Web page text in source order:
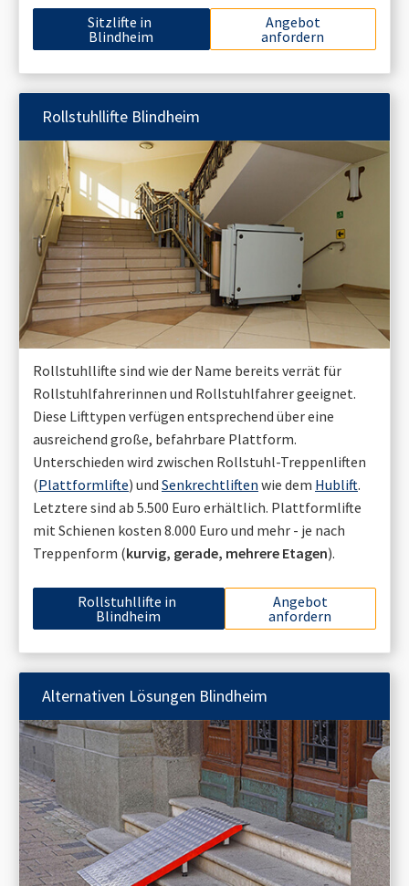
Sitzlifte in
Blindheim
Angebot
anfordern
Rollstuhllifte Blindheim
Rollstuhllifte sind wie der Name bereits verrät für
Rollstuhlfahrerinnen und Rollstuhlfahrer geeignet.
Diese Lifttypen verfügen entsprechend über eine
ausreichend große, befahrbare Plattform.
Unterschieden wird zwischen Rollstuhl-Treppenliften
(Plattformlifte) und Senkrechtliften wie dem Hublift.
Letztere sind ab 5.500 Euro erhältlich. Plattformlifte
mit Schienen kosten 8.000 Euro und mehr - je nach
Treppenform (kurvig, gerade, mehrere Etagen).
Rollstuhllifte in
Blindheim
Angebot
anfordern
Alternativen Lösungen Blindheim